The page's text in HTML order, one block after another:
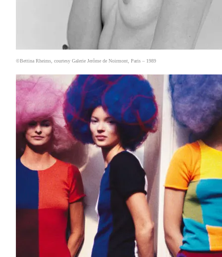
©Bettina Rheims, courtesy Galerie Jerôme de Noirmont, Paris – 1989